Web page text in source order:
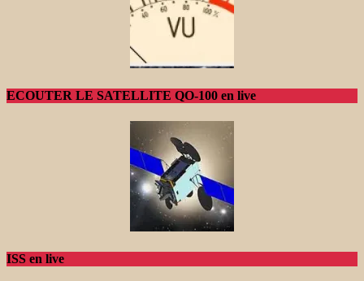
ECOUTER LE SATELLITE QO-100 en live
ISS en live